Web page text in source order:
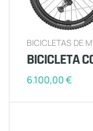
BICICLETAS DE
BICICLETA
6.100,00€